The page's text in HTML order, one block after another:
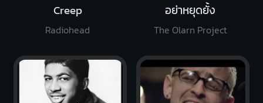
Creep
Radiohead
อย่าหยุดยั้ง
The Olarn Project